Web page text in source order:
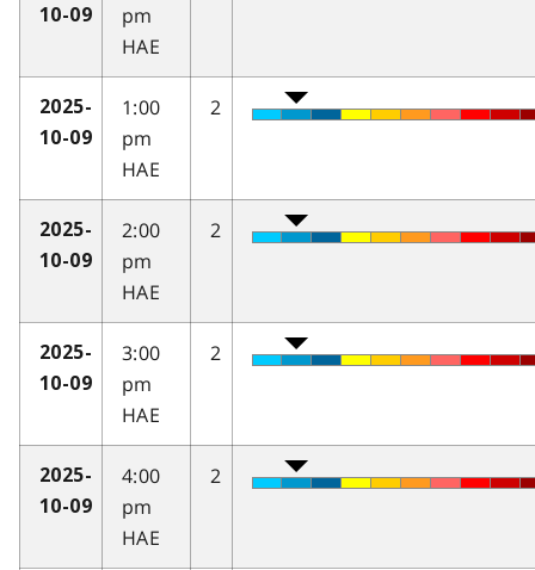
10-09
pm
HAE
2025-
10-09
1:00
pm
HAE
2
2025-
10-09
2:00
pm
HAE
2
2025-
10-09
3:00
pm
HAE
2
2025-
10-09
4:00
pm
HAE
2